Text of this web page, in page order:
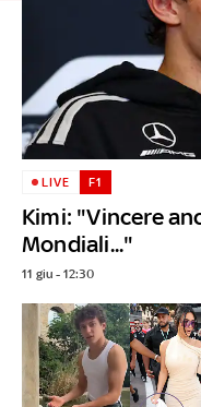
Kimi: "Vincere
Mondiali..."
LIVE F1
11 giu - 12:30